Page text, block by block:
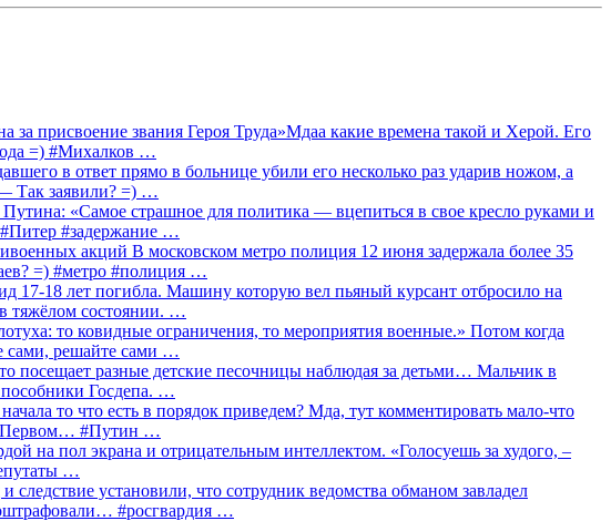
присвоение звания Героя Труда»Мдаа какие времена такой и Херой. Его
=) #Михалков …
в ответ прямо в больнице убили его несколько раз ударив ножом, а
Так заявили? =) …
«Самое страшное для политика — вцепиться в свое кресло руками и
#задержание …
акций В московском метро полиция 12 июня задержала более 35
=) #метро #полиция …
17-18 лет погибла. Машину которую вел пьяный курсант отбросило на
тяжёлом состоянии. …
то ковидные ограничения, то мероприятия военные.» Потом когда
сами, решайте сами …
посещает разные детские песочницы наблюдая за детьми… Мальчик в
Госдепа. …
то что есть в порядок приведем? Мда, тут комментировать мало-что
Первом… #Путин …
на пол экрана и отрицательным интеллектом. «Голосуешь за худого, –
…
установили, что сотрудник ведомства обманом завладел
#росгвардия …